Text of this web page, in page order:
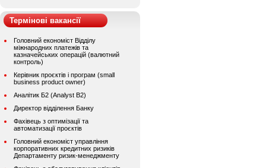
Термінові вакансії
Головний економіст Відділу
міжнародних платежів та
казначейських операцій (валютний
контроль)
Керівник проєктів і програм (small
business product owner)
Аналітик Б2 (Analyst B2)
Директор відділення Банку
Фахівець з оптимізації та
автоматизації проєктів
Головний економіст управління
корпоративних кредитних ризиків
Департаменту ризик-менеджменту